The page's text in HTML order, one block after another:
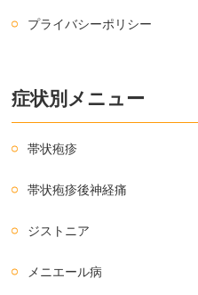
プライバシーポリシー
症状別メニュー
帯状疱疹
帯状疱疹後神経痛
ジストニア
メニエール病